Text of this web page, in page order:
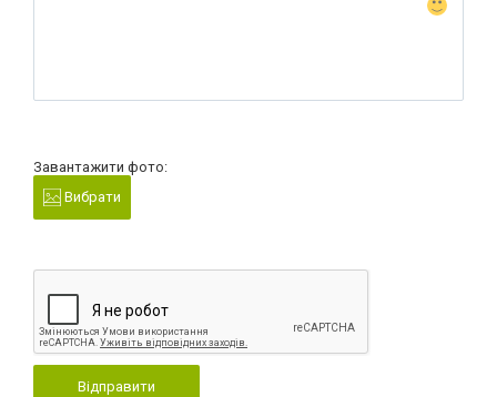
Завантажити фото:
Вибрати
Відправити